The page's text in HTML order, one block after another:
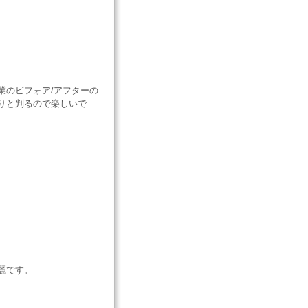
のビフォア/アフターの
と判るので楽しいで
です。